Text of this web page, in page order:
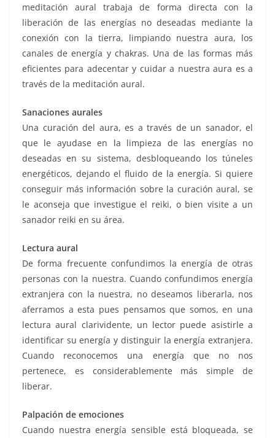
meditación aural trabaja de forma directa con la
liberación de las energías no deseadas mediante la
conexión con la tierra, limpiando nuestra aura, los
canales de energía y chakras. Una de las formas más
eficientes para adecentar y cuidar a nuestra aura es a
través de la meditación aural.
Sanaciones aurales
Una curación del aura, es a través de un sanador, el
que le ayudase en la limpieza de las energías no
deseadas en su sistema, desbloqueando los túneles
energéticos, dejando el fluido de la energía. Si quiere
conseguir más información sobre la curación aural, se
le aconseja que investigue el reiki, o bien visite a un
sanador reiki en su área.
Lectura aural
De forma frecuente confundimos la energía de otras
personas con la nuestra. Cuando confundimos energía
extranjera con la nuestra, no deseamos liberarla, nos
aferramos a esta pues pensamos que somos, en una
lectura aural clarividente, un lector puede asistirle a
identificar su energía y distinguir la energía extranjera.
Cuando reconocemos una energía que no nos
pertenece, es considerablemente más simple de
liberar.
Palpación de emociones
Cuando nuestra energía sensible está bloqueada, se